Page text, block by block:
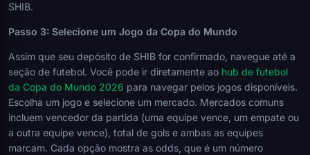
SHIB.
Passo 3: Selecione um Jogo da Copa do Mundo
Assim que seu depósito de SHIB for confirmado, navegue até a
seção de futebol. Você pode ir diretamente ao hub de futebol
da Copa do Mundo 2026 para navegar pelos jogos disponíveis.
Escolha um jogo e selecione um mercado. Mercados comuns
incluem vencedor da partida (uma equipe vence, um empate ou
a outra equipe vence), total de gols e ambas as equipes
marcam. Cada opção mostra as odds, que é um número